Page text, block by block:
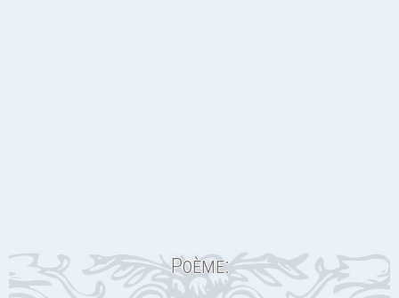
Poème: